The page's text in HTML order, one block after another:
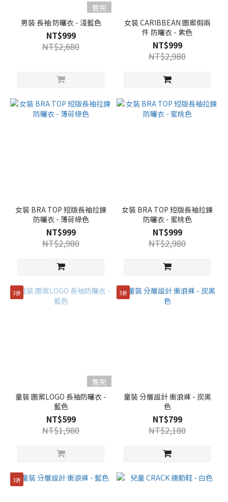
售完
男裝 長袖 防曬衣 - 淺藍色
NT$999
NT$2,680
女裝 CARIBBEAN 圖案假兩
件 防曬衣 - 紫色
NT$999
NT$2,980
女裝 BRA TOP 短版長袖拉鍊
防曬衣 - 薄荷綠色
NT$999
NT$2,980
女裝 BRA TOP 短版長袖拉鍊
防曬衣 - 蜜桃色
NT$999
NT$2,980
3折
售完
童裝 圖案LOGO 長袖防曬衣 -
藍色
NT$599
NT$1,980
3折
童裝 分層設計 衝浪褲 - 炭黑
色
NT$799
NT$2,180
3折